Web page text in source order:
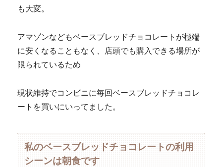
も大変。
アマゾンなどもベースブレッドチョコレートが極端
に安くなることもなく、店頭でも購入できる場所が
限られているため
現状維持でコンビニに毎回ベースブレッドチョコレ
ートを買いにいってました。
私のベースブレッドチョコレートの利用
シーンは朝食です